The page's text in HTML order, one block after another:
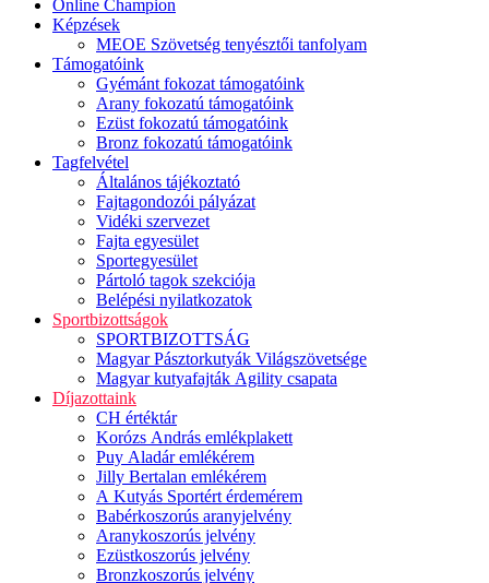
Online Champion
Képzések
MEOE Szövetség tenyésztői tanfolyam
Támogatóink
Gyémánt fokozat támogatóink
Arany fokozatú támogatóink
Ezüst fokozatú támogatóink
Bronz fokozatú támogatóink
Tagfelvétel
Általános tájékoztató
Fajtagondozói pályázat
Vidéki szervezet
Fajta egyesület
Sportegyesület
Pártoló tagok szekciója
Belépési nyilatkozatok
Sportbizottságok
SPORTBIZOTTSÁG
Magyar Pásztorkutyák Világszövetsége
Magyar kutyafajták Agility csapata
Díjazottaink
CH értéktár
Korózs András emlékplakett
Puy Aladár emlékérem
Jilly Bertalan emlékérem
A Kutyás Sportért érdemérem
Babérkoszorús aranyjelvény
Aranykoszorús jelvény
Ezüstkoszorús jelvény
Bronzkoszorús jelvény